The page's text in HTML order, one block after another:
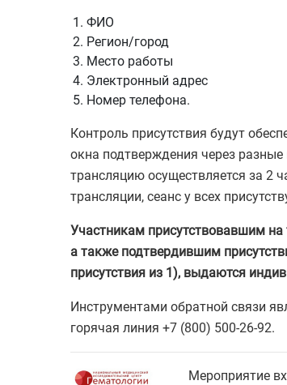
ФИО
Регион/город
Место работы
Электронный адрес
Номер телефона.
Контроль присутствия будут
окна подтверждения через
трансляцию осуществляется за 2
трансляции, сеанс у всех
Участникам присутствовавшим
а также подтвердившим
присутствия из 1), выдаются
Инструментами обратной связи
горячая линия +7 (800) 500-26-92.
Мероприятие